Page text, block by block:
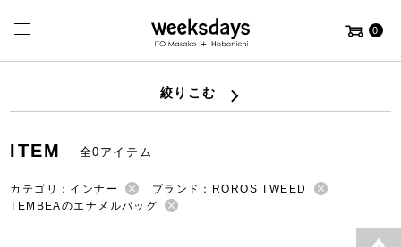
0
絞りこむ
ITEM 全0アイテム
カテゴリ：インナー
ブランド：ROROS TWEED
TEMBEAのエナメルバッグ